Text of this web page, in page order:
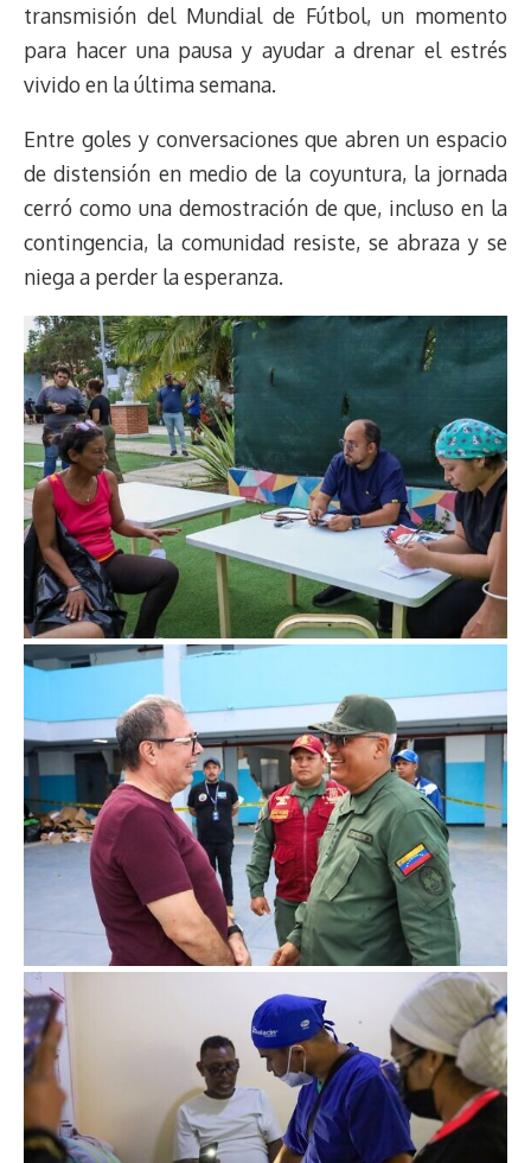
transmisión del Mundial de Fútbol, un momento
para hacer una pausa y ayudar a drenar el estrés
vivido en la última semana.
Entre goles y conversaciones que abren un espacio
de distensión en medio de la coyuntura, la jornada
cerró como una demostración de que, incluso en la
contingencia, la comunidad resiste, se abraza y se
niega a perder la esperanza.